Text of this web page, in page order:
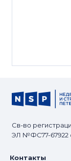
Св-во
ЭЛ №ФС77-67922
Контакты